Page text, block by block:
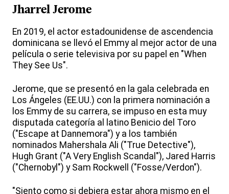
Jharrel Jerome
En 2019, el actor estadounidense de ascendencia
dominicana se llevó el Emmy al mejor actor de una
película o serie televisiva por su papel en "When
They See Us".
Jerome, que se presentó en la gala celebrada en
Los Ángeles (EE.UU.) con la primera nominación a
los Emmy de su carrera, se impuso en esta muy
disputada categoría al latino Benicio del Toro
("Escape at Dannemora") y a los también
nominados Mahershala Ali ("True Detective"),
Hugh Grant ("A Very English Scandal"), Jared Harris
("Chernobyl") y Sam Rockwell ("Fosse/Verdon").
"Siento como si debiera estar ahora mismo en el